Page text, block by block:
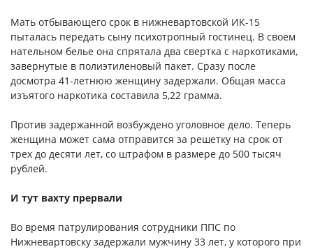
Мать отбывающего срок в нижневартовской ИК-15
пыталась передать сыну психотропный гостинец. В своем
нательном белье она спрятала два свертка с наркотиками,
завернутые в полиэтиленовый пакет. Сразу после
досмотра 41-летнюю женщину задержали. Общая масса
изъятого наркотика составила 5,22 грамма.
Против задержанной возбуждено уголовное дело. Теперь
женщина может сама отправится за решетку на срок от
трех до десяти лет, со штрафом в размере до 500 тысяч
рублей.
И тут вахту прервали
Во время патрулирования сотрудники ППС по
Нижневартовску задержали мужчину 33 лет, у которого при